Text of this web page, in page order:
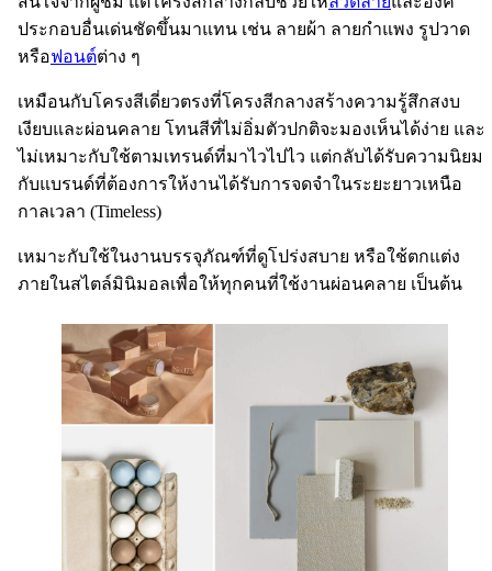
ประกอบอื่นเด่นชัดขึ้นมาแทน เช่น ลายผ้า ลายกำแพง รูปวาด
หรือฟอนต์ต่าง ๆ
เหมือนกับโครงสีเดี่ยวตรงที่โครงสีกลางสร้างความรู้สึกสงบ
เงียบและผ่อนคลาย โทนสีที่ไม่อิ่มตัวปกติจะมองเห็นได้ง่าย และ
ไม่เหมาะกับใช้ตามเทรนด์ที่มาไวไปไว แต่กลับได้รับความนิยม
กับแบรนด์ที่ต้องการให้งานได้รับการจดจำในระยะยาวเหนือ
กาลเวลา (Timeless)
เหมาะกับใช้ในงานบรรจุภัณฑ์ที่ดูโปร่งสบาย หรือใช้ตกแต่ง
ภายในสไตล์มินิมอลเพื่อให้ทุกคนที่ใช้งานผ่อนคลาย เป็นต้น